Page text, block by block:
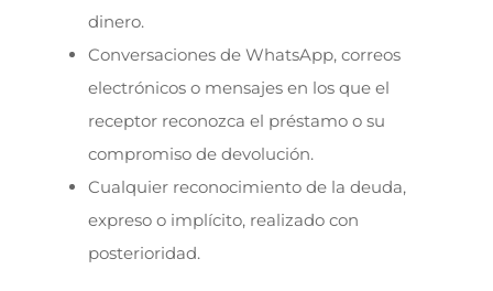
dinero.
Conversaciones de WhatsApp, correos
electrónicos o mensajes en los que el
receptor reconozca el préstamo o su
compromiso de devolución.
Cualquier reconocimiento de la deuda,
expreso o implícito, realizado con
posterioridad.